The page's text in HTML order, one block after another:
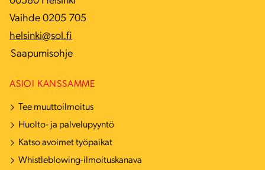
Vaihde 0205 705
helsinki@sol.fi
Saapumisohje
ASIOI KANSSAMME
Tee muuttoilmoitus
Huolto- ja palvelupyyntö
Katso avoimet työpaikat
Whistleblowing-ilmoituskanava